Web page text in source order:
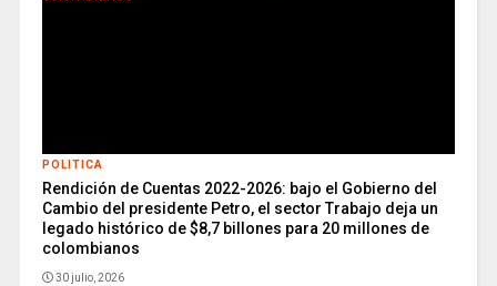
POLITICA
Rendición de Cuentas 2022-2026: bajo el Gobierno del
Cambio del presidente Petro, el sector Trabajo deja un
legado histórico de $8,7 billones para 20 millones de
colombianos
30 julio, 2026